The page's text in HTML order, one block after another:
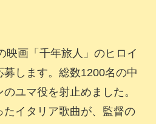
映画「千年旅人」のヒロイ
します。総数1200名の中
ユマ役を射止めました。
たイタリア歌曲が、監督の